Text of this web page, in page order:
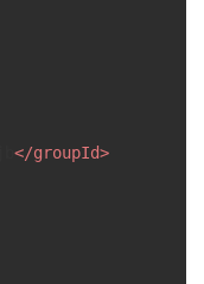
</groupId>